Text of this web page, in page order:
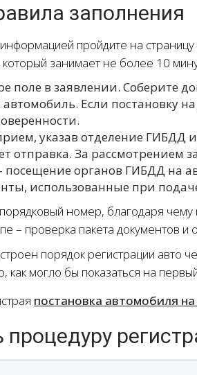
заполнения
пройдите на
который занимает не более 10
поле в заявлении. Соберите
Если постановку
указав отделение ГИБДД
отправка. За рассмотрением
посещение органов ГИБДД на
использованные при
номер, благодаря
– проверка пакета документов и
порядок регистрации авто
как могло бы показаться на
постановка автомобиля на
процедуру